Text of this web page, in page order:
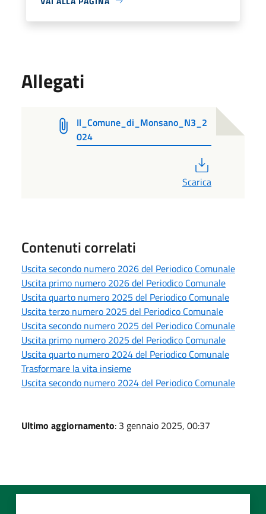
Allegati
Il_Comune_di_Monsano_N3_2
024
Scarica
Contenuti correlati
Uscita secondo numero 2026 del Periodico Comunale
Uscita primo numero 2026 del Periodico Comunale
Uscita quarto numero 2025 del Periodico Comunale
Uscita terzo numero 2025 del Periodico Comunale
Uscita secondo numero 2025 del Periodico Comunale
Uscita primo numero 2025 del Periodico Comunale
Uscita quarto numero 2024 del Periodico Comunale
Trasformare la vita insieme
Uscita secondo numero 2024 del Periodico Comunale
Ultimo aggiornamento: 3 gennaio 2025, 00:37